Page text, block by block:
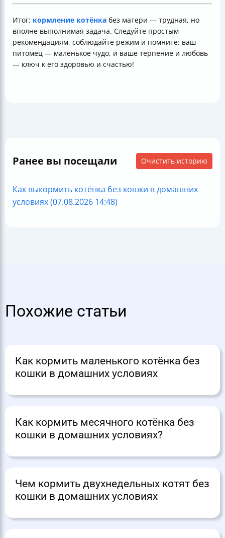
Итог: кормление котёнка без матери — трудная, но
вполне выполнимая задача. Следуйте простым
рекомендациям, соблюдайте режим и помните: ваш
питомец — маленькое чудо, и ваше терпение и любовь
— ключ к его здоровью и счастью!
Ранее вы посещали Очистить историю
Как выкормить котёнка без кошки в домашних
условиях (07.08.2026 14:48)
Похожие статьи
Как кормить маленького котёнка без
кошки в домашних условиях
Как кормить месячного котёнка без
кошки в домашних условиях?
Чем кормить двухнедельных котят без
кошки в домашних условиях